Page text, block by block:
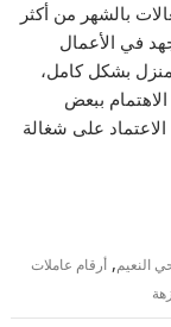
بالشهر من أكثر
في الأعمال
بشكل كامل،
ببعض
على شغالة
النعيم,أرقام عاملات